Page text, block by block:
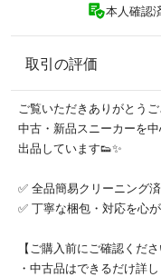
本人確認
取引の評価
ご覧いただきありがとうご
中古・新品スニーカーを
出品しています👟✨
✅ 全品簡易クリーニング
✅ 丁寧な梱包・対応を心
【ご購入前にご確認くださ
・中古品はできるだけ詳